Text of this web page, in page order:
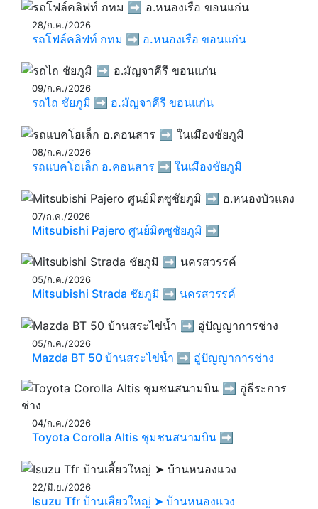
28/ก.ค./2026
รถโฟล์คลิฟท์ กทม ➡️ อ.หนองเรือ ขอนแก่น
09/ก.ค./2026
รถไถ ชัยภูมิ ➡️ อ.มัญจาคีรี ขอนแก่น
08/ก.ค./2026
รถแบคโฮเล็ก อ.คอนสาร ➡️ ในเมืองชัยภูมิ
07/ก.ค./2026
Mitsubishi Pajero ศูนย์มิตซูชัยภูมิ ➡️
05/ก.ค./2026
Mitsubishi Strada ชัยภูมิ ➡️ นครสวรรค์
05/ก.ค./2026
Mazda BT 50 บ้านสระไข่น้ำ ➡️ อู่ปัญญาการช่าง
04/ก.ค./2026
Toyota Corolla Altis ชุมชนสนามบิน ➡️
22/มิ.ย./2026
Isuzu Tfr บ้านเสี้ยวใหญ่ ➤ บ้านหนองแวง